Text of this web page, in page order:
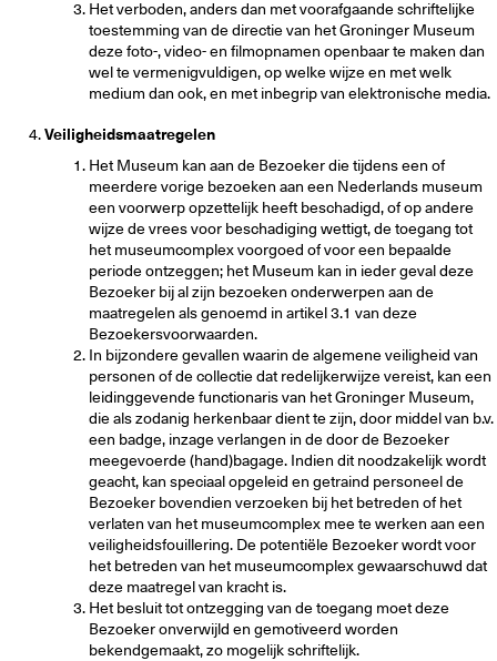
Het verboden, anders dan met voorafgaande schriftelijke
toestemming van de directie van het Groninger Museum
deze foto-, video- en filmopnamen openbaar te maken dan
wel te vermenigvuldigen, op welke wijze en met welk
medium dan ook, en met inbegrip van elektronische media.
Veiligheidsmaatregelen
Het Museum kan aan de Bezoeker die tijdens een of
meerdere vorige bezoeken aan een Nederlands museum
een voorwerp opzettelijk heeft beschadigd, of op andere
wijze de vrees voor beschadiging wettigt, de toegang tot
het museumcomplex voorgoed of voor een bepaalde
periode ontzeggen; het Museum kan in ieder geval deze
Bezoeker bij al zijn bezoeken onderwerpen aan de
maatregelen als genoemd in artikel 3.1 van deze
Bezoekersvoorwaarden.
In bijzondere gevallen waarin de algemene veiligheid van
personen of de collectie dat redelijkerwijze vereist, kan een
leidinggevende functionaris van het Groninger Museum,
die als zodanig herkenbaar dient te zijn, door middel van b.v.
een badge, inzage verlangen in de door de Bezoeker
meegevoerde (hand)bagage. Indien dit noodzakelijk wordt
geacht, kan speciaal opgeleid en getraind personeel de
Bezoeker bovendien verzoeken bij het betreden of het
verlaten van het museumcomplex mee te werken aan een
veiligheidsfouillering. De potentiële Bezoeker wordt voor
het betreden van het museumcomplex gewaarschuwd dat
deze maatregel van kracht is.
Het besluit tot ontzegging van de toegang moet deze
Bezoeker onverwijld en gemotiveerd worden
bekendgemaakt, zo mogelijk schriftelijk.